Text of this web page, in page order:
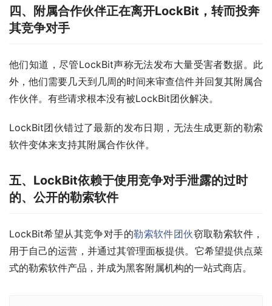
四、附属合作伙伴正在离开LockBit，转而投奔
其竞争对手
他们知道，尽管LockBit声称无法发布大量受害者数据。此
外，他们需要几天到几周的时间来审查信件并回复其附属合
作伙伴。有些请求根本没有被LockBit团伙解决。
LockBit团伙错过了最新的发布日期，无法生成更新的勒索
软件变体来支持其附属合作伙伴。
五、LockBit依赖于使用竞争对手泄露的过时
的、公开的勒索软件
LockBit希望从其竞争对手的勒索软件团伙窃取勒索软件，
用于自己的运营，并通过其管理面板提供。它希望提供点菜
式的勒索软件产品，并成为黑客附属机构的一站式商店。